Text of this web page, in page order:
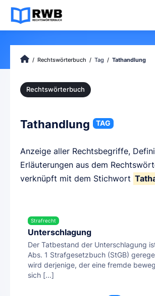
Rechtswörterbuch Tag Tathandlung
Rechtswörterbuch
Tathandlung TAG
Anzeige aller Rechtsbegriffe,
Erläuterungen aus dem
verknüpft mit dem Stichwort
Strafrecht
Unterschlagung
Der Tatbestand der Unterschlagung
Abs. 1 Strafgesetzbuch (StGB)
wird derjenige, der eine fremde
sich [...]